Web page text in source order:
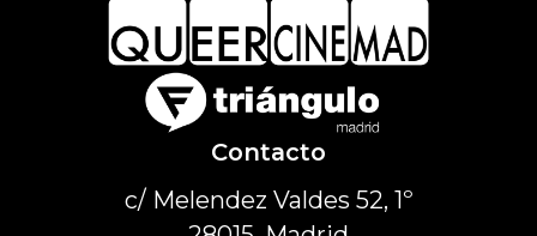
Contacto
c/ Melendez Valdes 52, 1º